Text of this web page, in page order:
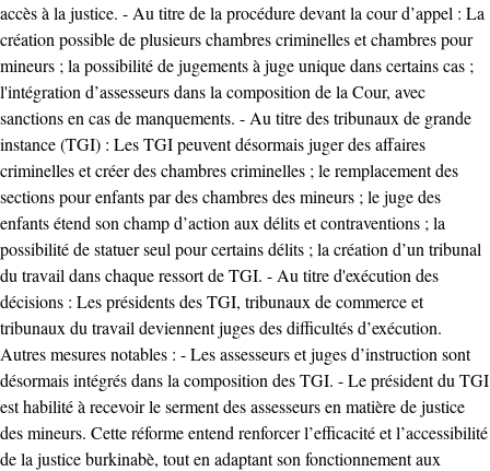
accès à la justice. - Au titre de la procédure devant la cour d’appel : La
création possible de plusieurs chambres criminelles et chambres pour
mineurs ; la possibilité de jugements à juge unique dans certains cas ;
l'intégration d’assesseurs dans la composition de la Cour, avec
sanctions en cas de manquements. - Au titre des tribunaux de grande
instance (TGI) : Les TGI peuvent désormais juger des affaires
criminelles et créer des chambres criminelles ; le remplacement des
sections pour enfants par des chambres des mineurs ; le juge des
enfants étend son champ d’action aux délits et contraventions ; la
possibilité de statuer seul pour certains délits ; la création d’un tribunal
du travail dans chaque ressort de TGI. - Au titre d'exécution des
décisions : Les présidents des TGI, tribunaux de commerce et
tribunaux du travail deviennent juges des difficultés d’exécution.
Autres mesures notables : - Les assesseurs et juges d’instruction sont
désormais intégrés dans la composition des TGI. - Le président du TGI
est habilité à recevoir le serment des assesseurs en matière de justice
des mineurs. Cette réforme entend renforcer l’efficacité et l’accessibilité
de la justice burkinabè, tout en adaptant son fonctionnement aux